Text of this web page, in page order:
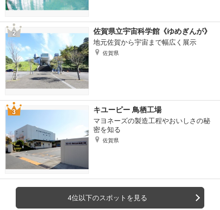
佐賀県立宇宙科学館《ゆめぎんが》
地元佐賀から宇宙まで幅広く展示
佐賀県
キユーピー 鳥栖工場
マヨネーズの製造工程やおいしさの秘
密を知る
佐賀県
4位以下のスポットを見る